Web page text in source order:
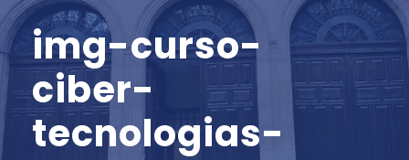
img-curso-
ciber-
tecnologias-